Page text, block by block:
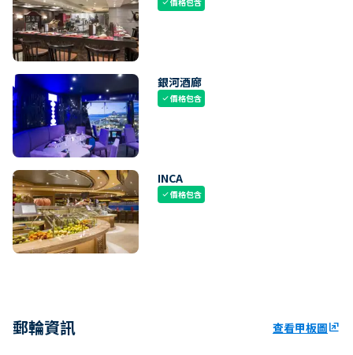
check
銀河酒廊
check價格包含
INCA
check價格包含
郵輪資訊 查看甲板圖ungroup